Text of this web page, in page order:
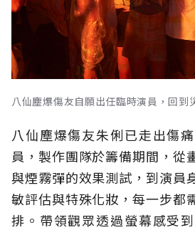
八仙塵爆傷友自願出任臨時演員，回到
八仙塵爆傷友朱俐已走出傷
員，製作團隊於籌備期間，從
與煙霧彈的效果測試，到演員
敏評估與特殊化妝，每一步都
排。帶領觀眾透過螢幕感受